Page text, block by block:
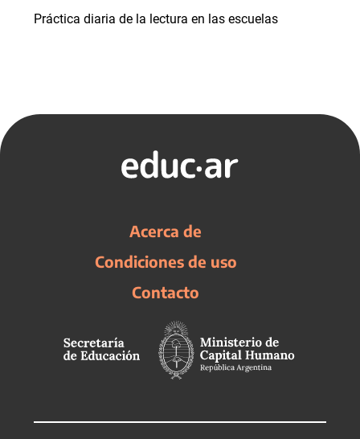
Práctica diaria de la lectura en las escuelas
Acerca de
Condiciones de uso
Contacto